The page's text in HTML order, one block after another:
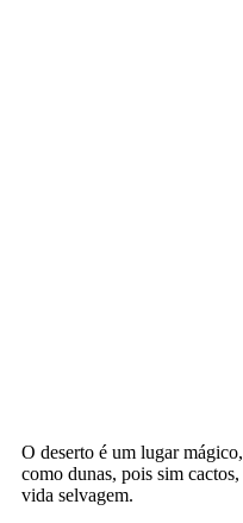
O deserto é um lugarmágico,
como dunas, pois sim cactos,
vida selvagem.